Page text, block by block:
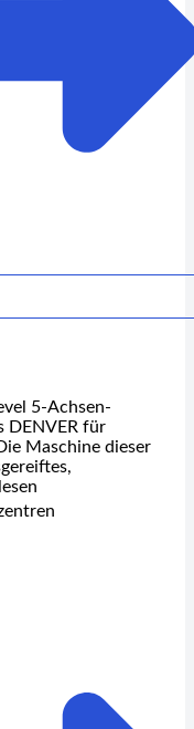
5-Achsen-
DENVER für
Maschine dieser